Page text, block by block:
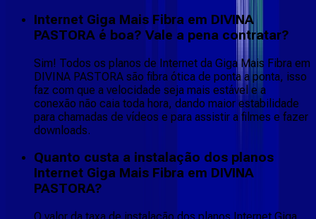
Internet Giga Mais Fibra em DIVINA
PASTORA é boa? Vale a pena contratar?
Sim! Todos os planos de Internet da Giga Mais Fibra em
DIVINA PASTORA são fibra ótica de ponta a ponta, isso
faz com que a velocidade seja mais estável e a
conexão não caia toda hora, dando maior estabilidade
para chamadas de vídeos e para assistir a filmes e fazer
downloads.
Quanto custa a instalação dos planos
Internet Giga Mais Fibra em DIVINA
PASTORA?